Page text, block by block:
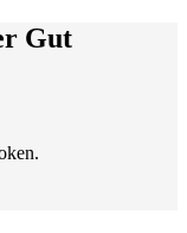
Gut